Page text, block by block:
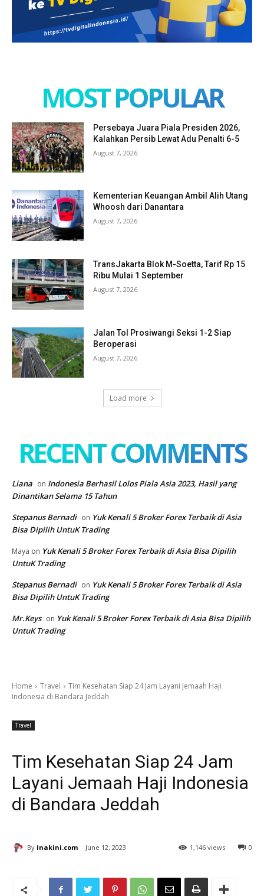
MOST POPULAR
Persebaya Juara Piala Presiden 2026,
Kalahkan Persib Lewat Adu Penalti 6-5
August 7, 2026
Kementerian Keuangan Ambil Alih Utang
Whoosh dari Danantara
August 7, 2026
TransJakarta Blok M-Soetta, Tarif Rp 15
Ribu Mulai 1 September
August 7, 2026
Jalan Tol Prosiwangi Seksi 1-2 Siap
Beroperasi
August 7, 2026
Load more
RECENT COMMENTS
Liana on Indonesia Berhasil Lolos Piala Asia 2023, Hasil yang
Dinantikan Selama 15 Tahun
Stepanus Bernadi on Yuk Kenali 5 Broker Forex Terbaik di Asia
Bisa Dipilih UntuK Trading
Maya on Yuk Kenali 5 Broker Forex Terbaik di Asia Bisa Dipilih
UntuK Trading
Stepanus Bernadi on Yuk Kenali 5 Broker Forex Terbaik di Asia
Bisa Dipilih UntuK Trading
Mr.Keys on Yuk Kenali 5 Broker Forex Terbaik di Asia Bisa Dipilih
UntuK Trading